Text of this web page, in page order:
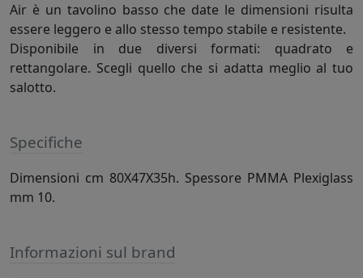
Air è un tavolino basso che date le dimensioni risulta
essere leggero e allo stesso tempo stabile e resistente.
Disponibile in due diversi formati: quadrato e
rettangolare. Scegli quello che si adatta meglio al tuo
salotto.
Specifiche
Dimensioni cm 80X47X35h. Spessore PMMA Plexiglass
mm 10.
Informazioni sul brand